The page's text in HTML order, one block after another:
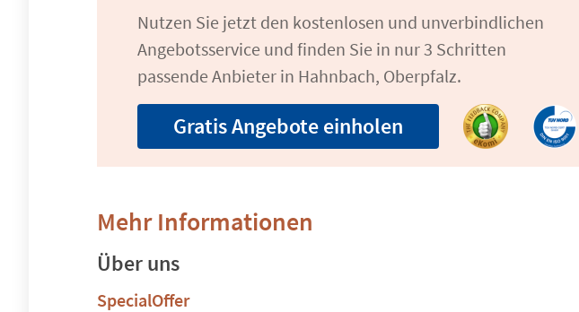
Nutzen Sie jetzt den kostenlosen und unverbindlichen
Angebotsservice und finden Sie in nur 3 Schritten
passende Anbieter in Hahnbach, Oberpfalz.
Gratis Angebote einholen
Mehr Informationen
Über uns
SpecialOffer